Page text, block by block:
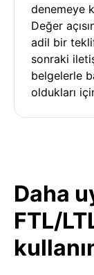
denemeye
Değer
adil bir
sonraki
belgelerle
oldukları
Daha
FTL/